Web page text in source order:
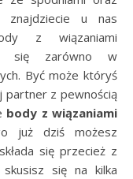
znajdziecie u nas
z wiązaniami
się zarówno w
Być może któryś
partner z pewnością
body z wiązaniami
już dziś możesz
się przecież z
się na kilka